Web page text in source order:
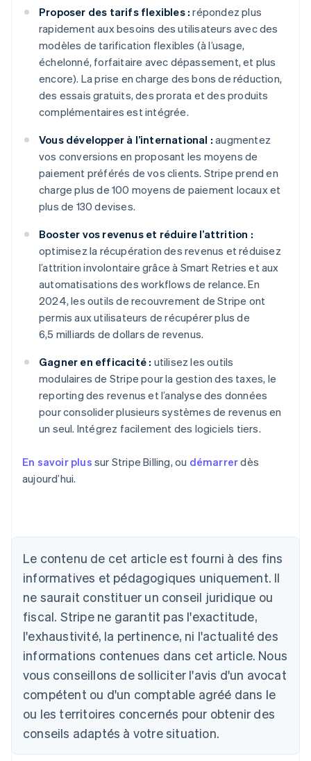
Proposer des tarifs flexibles : répondez plus
rapidement aux besoins des utilisateurs avec des
modèles de tarification flexibles (à l’usage,
échelonné, forfaitaire avec dépassement, et plus
encore). La prise en charge des bons de réduction,
des essais gratuits, des prorata et des produits
complémentaires est intégrée.
Vous développer à l’international : augmentez
vos conversions en proposant les moyens de
paiement préférés de vos clients. Stripe prend en
charge plus de 100 moyens de paiement locaux et
plus de 130 devises.
Booster vos revenus et réduire l’attrition :
optimisez la récupération des revenus et réduisez
l’attrition involontaire grâce à Smart Retries et aux
automatisations des workflows de relance. En
2024, les outils de recouvrement de Stripe ont
permis aux utilisateurs de récupérer plus de
6,5 milliards de dollars de revenus.
Gagner en efficacité : utilisez les outils
modulaires de Stripe pour la gestion des taxes, le
reporting des revenus et l’analyse des données
pour consolider plusieurs systèmes de revenus en
un seul. Intégrez facilement des logiciels tiers.
En savoir plus sur Stripe Billing, ou démarrerdès
aujourd’hui.
Le contenu de cet article est fourni à des fins
informatives et pédagogiques uniquement. Il
ne saurait constituer un conseil juridique ou
fiscal. Stripe ne garantit pas l'exactitude,
l'exhaustivité, la pertinence, ni l'actualité des
informations contenues dans cet article. Nous
vous conseillons de solliciter l'avis d'un avocat
compétent ou d'un comptable agréé dans le
ou les territoires concernés pour obtenir des
conseils adaptés à votre situation.
Allemagne
Deutsch
Australie
English
Autriche
Belgique
NederlandsFrançaisDeutschEnglish
Brésil
PortuguêsEnglish
Bulgarie
English
English Français
Chine continentale